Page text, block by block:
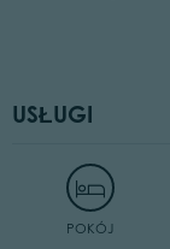
USŁUGI
POKÓJ